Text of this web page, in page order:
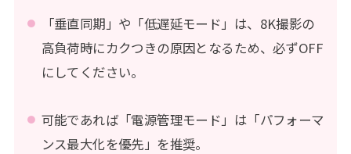
「垂直同期」や「低遅延モード」は、8K撮影の
高負荷時にカクつきの原因となるため、必ずOFF
にしてください。
可能であれば「電源管理モード」は「パフォーマ
ンス最大化を優先」を推奨。